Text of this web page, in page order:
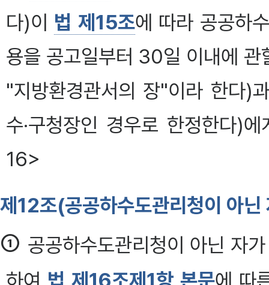
다)이 법 제15조에 따라 공공하
용을 공고일부터 30일 이내에 관
"지방환경관서의 장"이라 한다)
수·구청장인 경우로 한정한다)
16>
제12조(공공하수도관리청이 아닌
① 공공하수도관리청이 아닌 자
하여 법 제16조제1항 본문에 따